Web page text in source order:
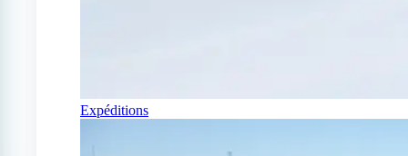
Expéditions